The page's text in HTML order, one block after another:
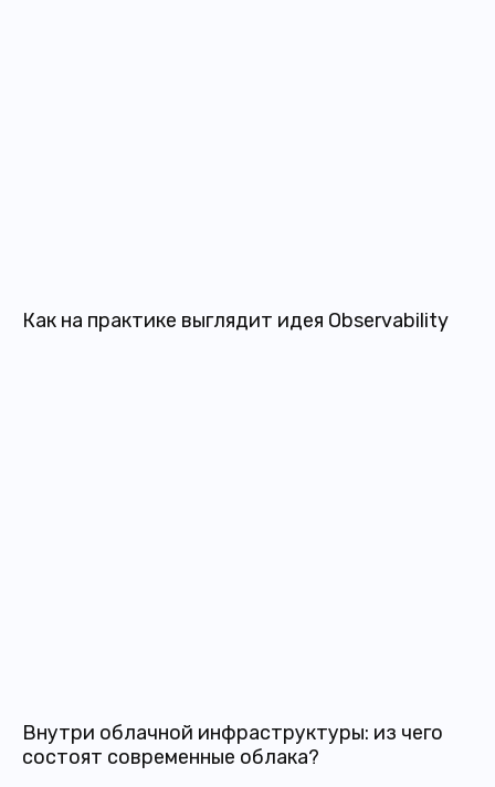
Как на практике выглядит идея Observability
Внутри облачной инфраструктуры: из чего
состоят современные облака?